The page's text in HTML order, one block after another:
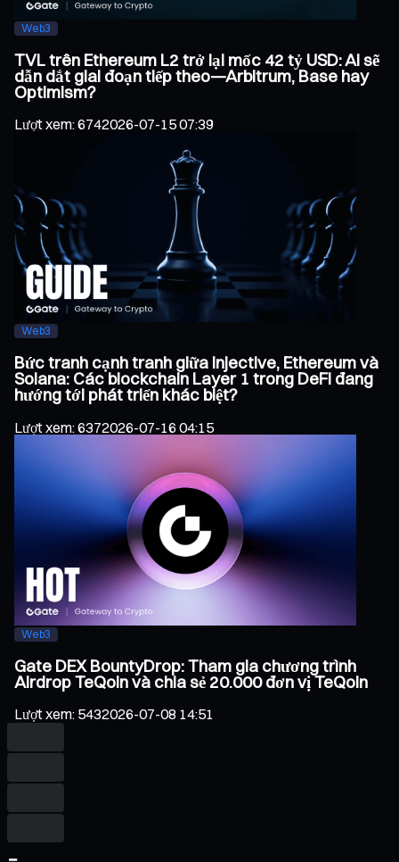
Web3
TVL trên Ethereum L2 trở lại mốc 42 tỷ USD: Ai sẽ
dẫn dắt giai đoạn tiếp theo—Arbitrum, Base hay
Optimism?
Lượt xem:6742026-07-15 07:39
Web3
Bức tranh cạnh tranh giữa Injective, Ethereum và
Solana: Các blockchain Layer 1 trong DeFi đang
hướng tới phát triển khác biệt?
Lượt xem:6372026-07-16 04:15
Web3
Gate DEX BountyDrop: Tham gia chương trình
Airdrop TeQoin và chia sẻ 20.000 đơn vị TeQoin
Lượt xem: 5432026-07-08 14:51